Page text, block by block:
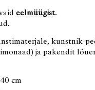
eelmüügist.
kunstnik-
ja pakendit
cm